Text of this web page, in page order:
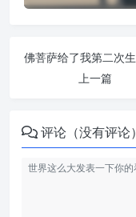
上一篇
评论（没有评论）